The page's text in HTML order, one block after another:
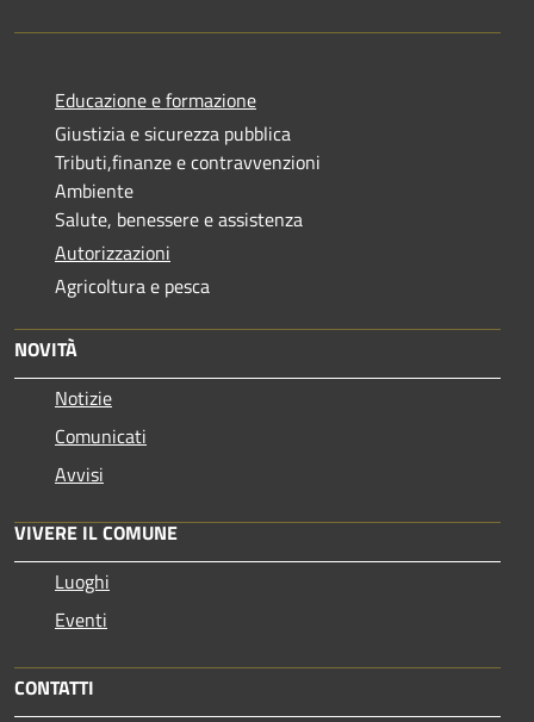
Educazione e formazione
Giustizia e sicurezza pubblica
Tributi,finanze e contravvenzioni
Ambiente
Salute, benessere e assistenza
Autorizzazioni
Agricoltura e pesca
NOVITÀ
Notizie
Comunicati
Avvisi
VIVERE IL COMUNE
Luoghi
Eventi
CONTATTI